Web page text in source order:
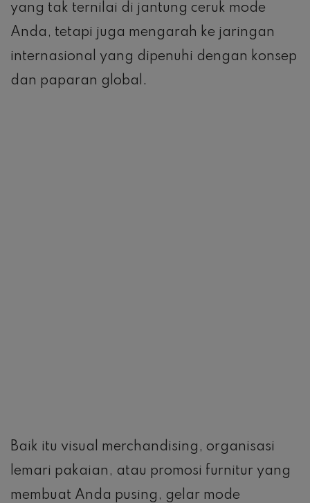
yang tak ternilai di jantung ceruk mode
Anda, tetapi juga mengarah ke jaringan
internasional yang dipenuhi dengan konsep
dan paparan global.
Baik itu visual merchandising, organisasi
lemari pakaian, atau promosi furnitur yang
membuat Anda pusing, gelar mode